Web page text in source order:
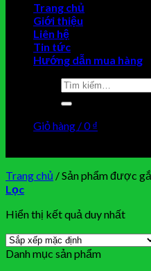
Trang chủ
Giới thiệu
Liên hệ
Tin tức
Hướng dẫn mua hàng
Tìm
kiếm:
Giỏ hàng /0₫
Trang chủ /Sản phẩm được
Lọc
Hiển thị kết quả duy nhất
Danh mục sản phẩm